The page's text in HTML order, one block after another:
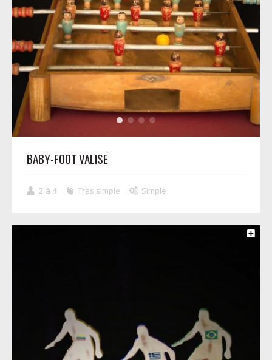
BABY-FOOT VALISE
2 à 4 Très simple Simple